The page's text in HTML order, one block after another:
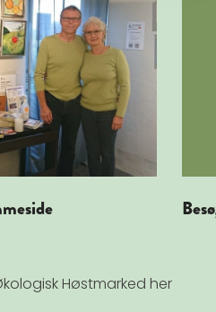
Høstmarked her